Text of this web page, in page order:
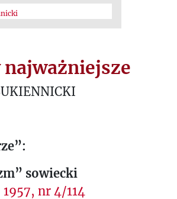
sowiecki
nr 4/114